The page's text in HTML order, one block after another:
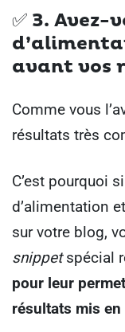
✅ 3. Avez-
avant vos
Comme vous
résultats très
C’est pourquoi
d’alimentation
sur votre blog,
snippetspécial
pour leur
résultats mis en